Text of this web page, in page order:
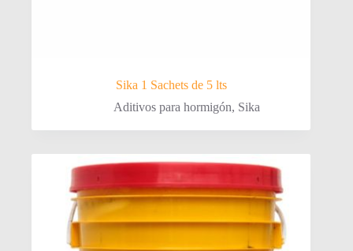
Sika 1 Sachets de 5 lts
Aditivos para hormigón, Sika